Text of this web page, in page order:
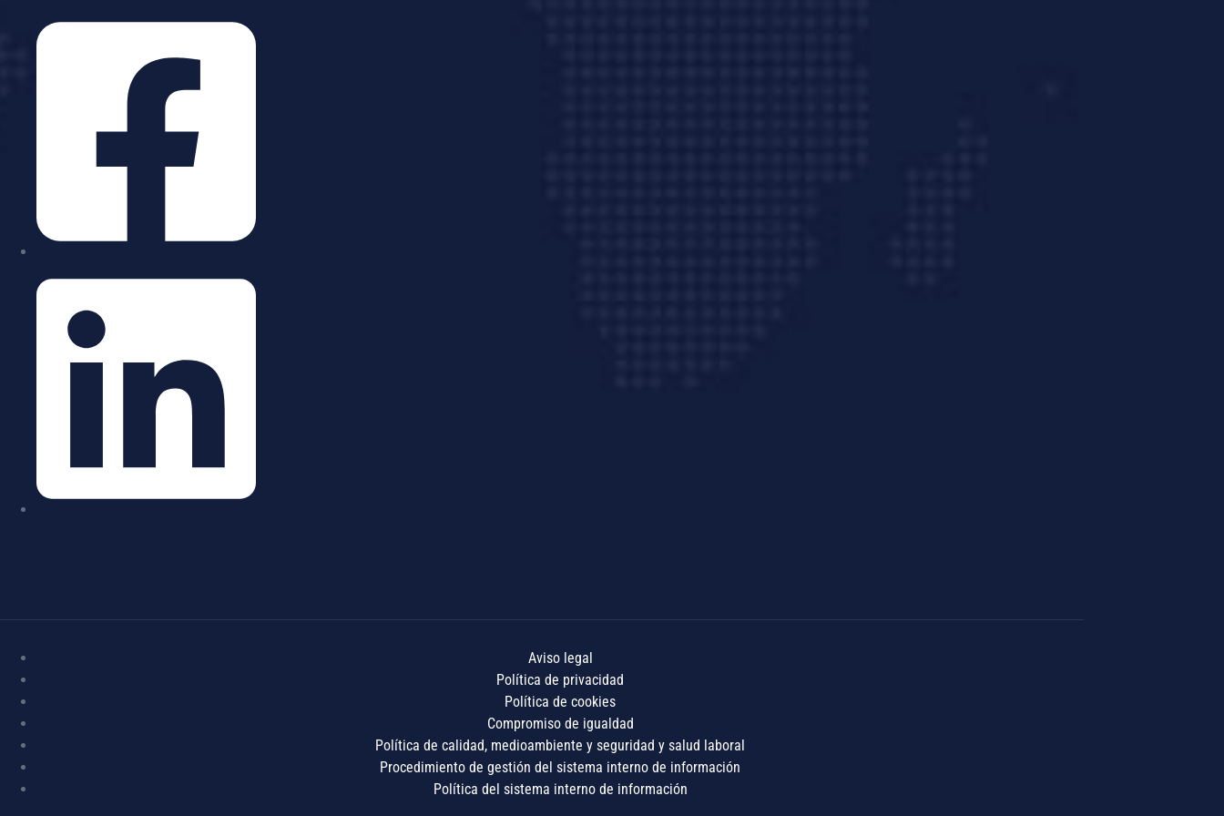
Aviso legal
Política de privacidad
Política de cookies
Compromiso de igualdad
Política de calidad, medioambiente y seguridad y salud laboral
Procedimiento de gestión del sistema interno de información
Política del sistema interno de información